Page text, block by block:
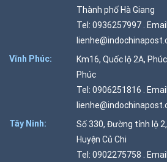
Thành phố Hà Giang
Tel: 0936257997 .
Vĩnh Phúc:
Km16, Quốc lộ 2A,
Phúc
Tel: 0906251816 .
Tây Ninh:
Số 330, Đường tỉnh lộ
Huyện Củ Chi
Tel: 0902275758 .